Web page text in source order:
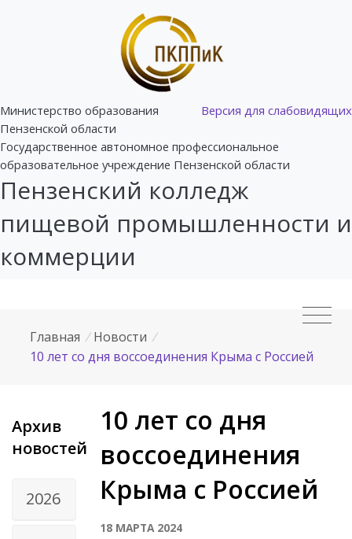
Версия для слабовидящих
Министерство образования
Пензенской области
Государственное автономное профессиональное
образовательное учреждение Пензенской области
Пензенский колледж
пищевой промышленности и
коммерции
Главная / Новости /
10 лет со дня воссоединения Крыма с Россией
Архив
новостей
2026
10 лет со дня
воссоединения
Крыма с Россией
18 МАРТА 2024